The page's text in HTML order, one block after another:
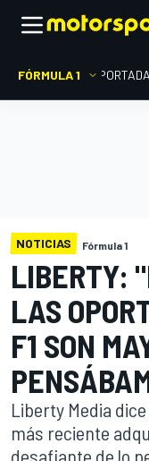
FÓRMULA 1 PORTADA
NOTICIAS Fórmula 1
LIBERTY:
LAS
F1 SON
Liberty Media
más reciente
desafiante de lo